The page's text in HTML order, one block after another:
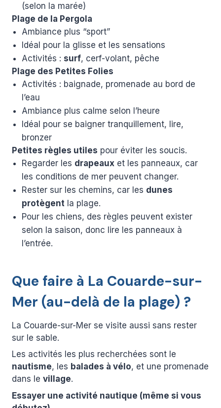
(selon la marée)
Plage de la Pergola
Ambiance plus “sport”
Idéal pour la glisse et les sensations
Activités : surf, cerf-volant, pêche
Plage des Petites Folies
Activités : baignade, promenade au bord de
l’eau
Ambiance plus calme selon l’heure
Idéal pour se baigner tranquillement, lire,
bronzer
Petites règles utiles pour éviter les soucis.
Regarder les drapeaux et les panneaux, car
les conditions de mer peuvent changer.
Rester sur les chemins, car les dunes
protègent la plage.
Pour les chiens, des règles peuvent exister
selon la saison, donc lire les panneaux à
l’entrée.
Que faire à La Couarde-sur-
Mer (au-delà de la plage) ?
La Couarde-sur-Mer se visite aussi sans rester
sur le sable.
Les activités les plus recherchées sont le
nautisme, les balades à vélo, et une promenade
dans le village.
Essayer une activité nautique (même si vous